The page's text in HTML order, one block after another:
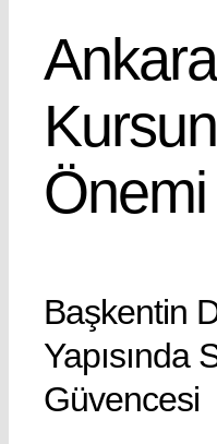
Önemi
Başkentin
Yapısında
Güvencesi